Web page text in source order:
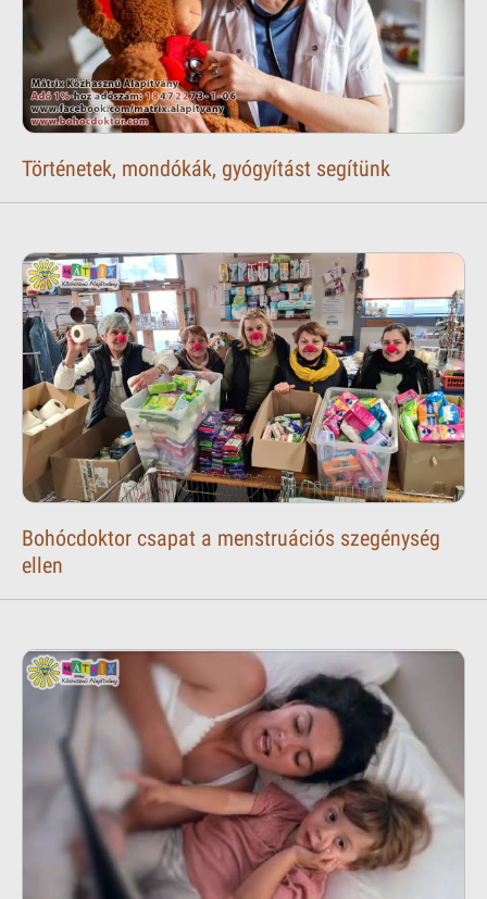
Történetek, mondókák, gyógyítást segítünk
Bohócdoktor csapat a menstruációs szegénység
ellen